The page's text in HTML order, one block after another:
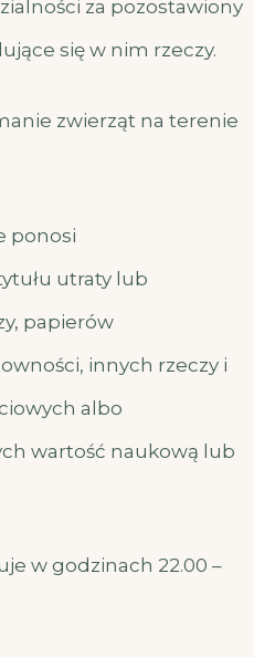
za pozostawiony
się w nim rzeczy.
zwierząt na terenie
ponosi
utraty lub
papierów
innych rzeczy i
albo
wartość naukową lub
w godzinach 22.00 –